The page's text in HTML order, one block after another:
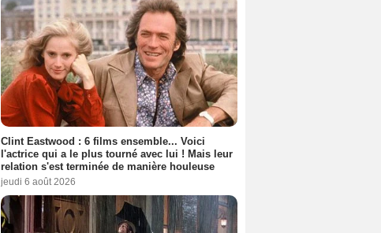
Clint Eastwood : 6 films ensemble... Voici
l'actrice qui a le plus tourné avec lui ! Mais leur
relation s'est terminée de manière houleuse
jeudi 6 août 2026